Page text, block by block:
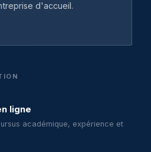
d'accueil.
ligne
académique, expérience et